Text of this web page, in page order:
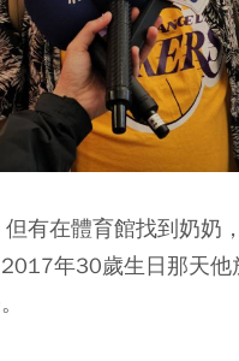
有在體育館找到奶奶
年30歲生日那天